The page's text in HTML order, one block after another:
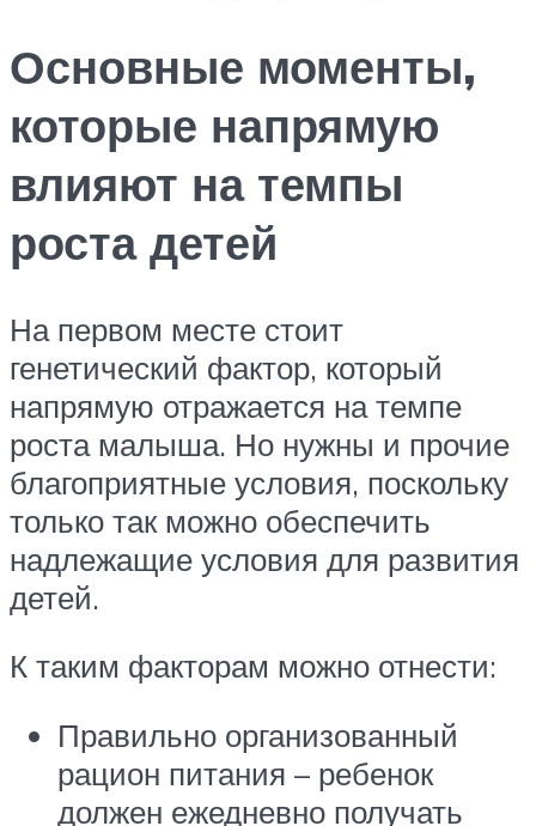
Основные моменты,
которые напрямую
влияют на темпы
роста детей
На первом месте стоит
генетический фактор, который
напрямую отражается на темпе
роста малыша. Но нужны и прочие
благоприятные условия, поскольку
только так можно обеспечить
надлежащие условия для развития
детей.
К таким факторам можно отнести:
Правильно организованный
рацион питания – ребенок
должен ежедневно получать